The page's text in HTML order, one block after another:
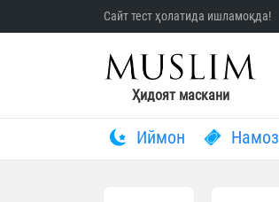
Сайт тест ҳолатида ишламоқда!
Ҳидоят маскани
Иймон Намоз